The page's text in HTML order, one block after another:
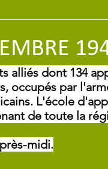
alliés dont 134
occupés par
L'école
de toute la
midi.